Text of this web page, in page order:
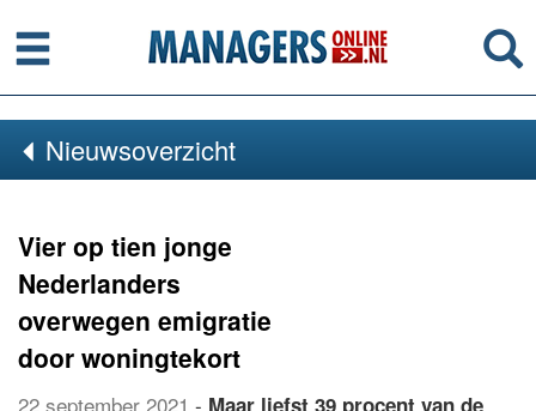
Menu
Nieuwsoverzicht
Vier op tien jonge
Nederlanders
overwegen emigratie
door woningtekort
22 september 2021 - Maar liefst 39 procent van de